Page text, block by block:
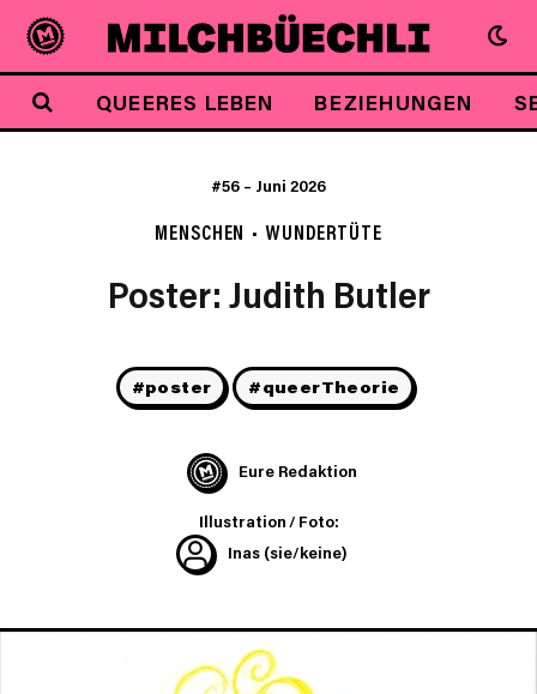
QUEERES LEBEN BEZIEHUNGEN
#56 – Juni 2026
MENSCHEN WUNDERTÜTE
Poster: Judith Butler
#poster #queerTheorie
Eure Redaktion
Illustration / Foto:
Inas (sie/keine)